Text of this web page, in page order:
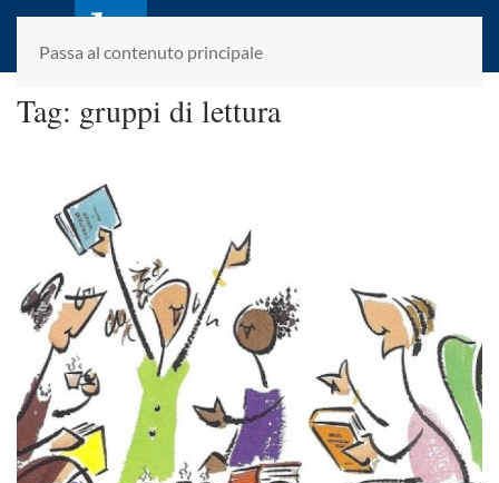
Passa al contenuto principale
laletteraturaenoi.it
fondato da Romano Luperini
Tag: gruppi di lettura